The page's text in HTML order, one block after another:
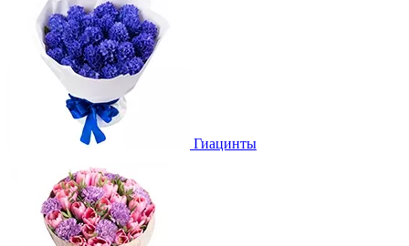
Гиацинты